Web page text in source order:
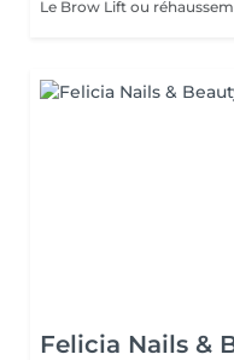
Felicia Nails &